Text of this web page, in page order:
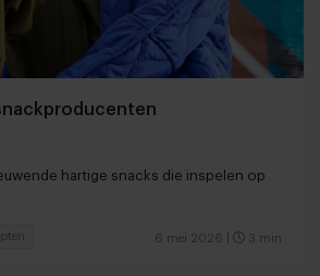
hartige snacks die inspelen op
6 mei 2026 3 min